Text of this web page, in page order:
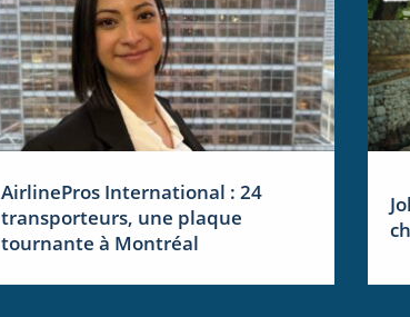
AirlinePros International : 24
transporteurs, une plaque
tournante à Montréal